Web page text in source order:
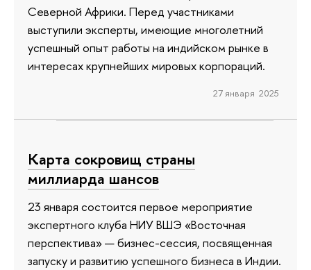
Северной Африки. Перед участниками
выступили эксперты, имеющие многолетний
успешный опыт работы на индийском рынке в
интересах крупнейших мировых корпораций.
27 января 2025
Карта сокровищ страны
миллиарда шансов
23 января состоится первое мероприятие
экспертного клуба НИУ ВШЭ «Восточная
перспектива» — бизнес-сессия, посвященная
запуску и развитию успешного бизнеса в Индии.